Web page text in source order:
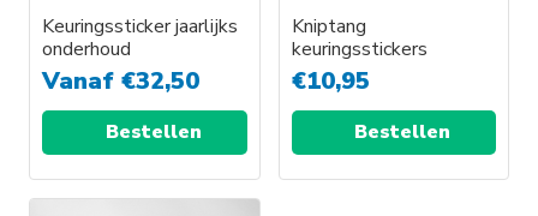
Keuringssticker jaarlijks
onderhoud
Vanaf €32,50
Bestellen
Kniptang
keuringsstickers
€10,95
Bestellen